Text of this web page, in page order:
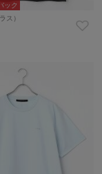
ック
ス）